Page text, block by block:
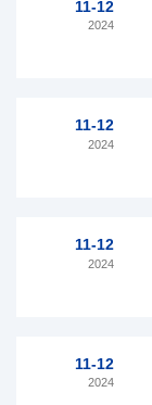
11-12
2024
11-12
2024
11-12
2024
11-12
2024